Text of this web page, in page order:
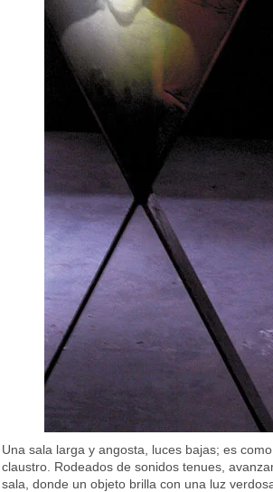
Una sala larga y angosta, luces bajas; es
claustro. Rodeados de sonidos tenues,
sala, donde un objeto brilla con una luz